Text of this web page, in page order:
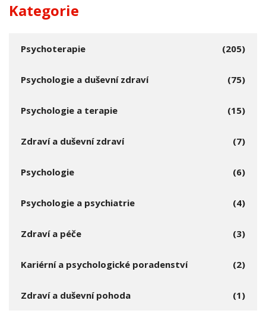
Kategorie
Psychoterapie (205)
Psychologie a duševní zdraví (75)
Psychologie a terapie (15)
Zdraví a duševní zdraví (7)
Psychologie (6)
Psychologie a psychiatrie (4)
Zdraví a péče (3)
Kariérní a psychologické poradenství (2)
Zdraví a duševní pohoda (1)